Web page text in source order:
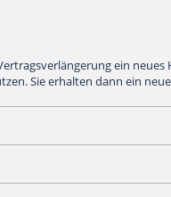
ein
Sie erhalten dann ein